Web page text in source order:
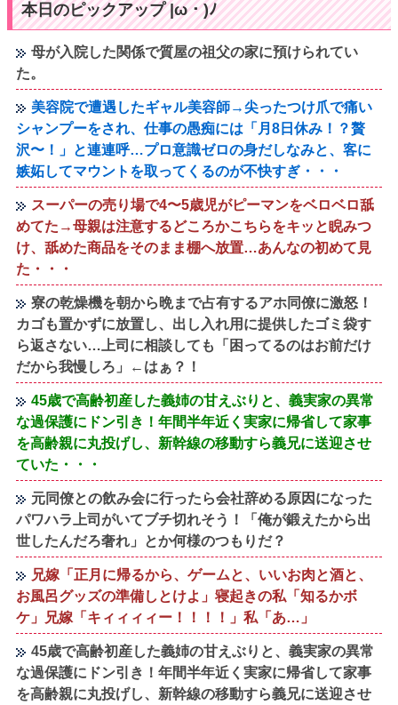
本日のピックアップ |ω・)ﾉ
母が入院した関係で質屋の祖父の家に預けられてい
た。
美容院で遭遇したギャル美容師→尖ったつけ爪で痛い
シャンプーをされ、仕事の愚痴には「月8日休み！？贅
沢〜！」と連連呼…プロ意識ゼロの身だしなみと、客に
嫉妬してマウントを取ってくるのが不快すぎ・・・
スーパーの売り場で4〜5歳児がピーマンをベロベロ舐
めてた→母親は注意するどころかこちらをキッと睨みつ
け、舐めた商品をそのまま棚へ放置…あんなの初めて見
た・・・
寮の乾燥機を朝から晩まで占有するアホ同僚に激怒！
カゴも置かずに放置し、出し入れ用に提供したゴミ袋す
ら返さない…上司に相談しても「困ってるのはお前だけ
だから我慢しろ」←はぁ？！
45歳で高齢初産した義姉の甘えぶりと、義実家の異常
な過保護にドン引き！年間半年近く実家に帰省して家事
を高齢親に丸投げし、新幹線の移動すら義兄に送迎させ
ていた・・・
元同僚との飲み会に行ったら会社辞める原因になった
パワハラ上司がいてブチ切れそう！「俺が鍛えたから出
世したんだろ奢れ」とか何様のつもりだ？
兄嫁「正月に帰るから、ゲームと、いいお肉と酒と、
お風呂グッズの準備しとけよ」寝起きの私「知るかボ
ケ」兄嫁「キィィィィー！！！！」私「あ…」
45歳で高齢初産した義姉の甘えぶりと、義実家の異常
な過保護にドン引き！年間半年近く実家に帰省して家事
を高齢親に丸投げし、新幹線の移動すら義兄に送迎させ